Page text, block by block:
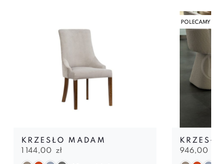
KRZESŁO MADAM
1 144,00 zł
POLECAMY
946,00